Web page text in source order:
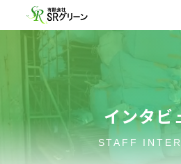
インタビ
STAFF